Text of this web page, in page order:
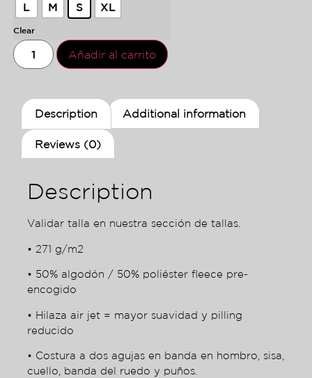
L M S XL
Clear
Añadir al carrito
Description Additional information
Reviews (0)
Description
Validar talla en nuestra sección de tallas.
• 271 g/m2
• 50% algodón / 50% poliéster fleece pre-
encogido
• Hilaza air jet = mayor suavidad y pilling
reducido
• Costura a dos agujas en banda en hombro, sisa,
cuello, banda del ruedo y puños.